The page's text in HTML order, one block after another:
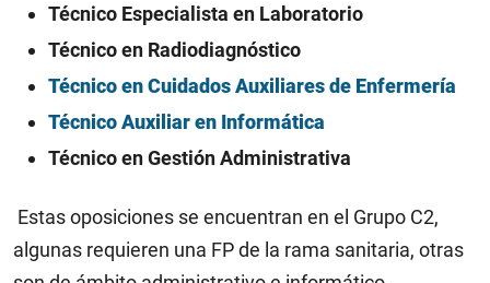
Técnico Especialista en Laboratorio
Técnico en Radiodiagnóstico
Técnico en Cuidados Auxiliares de Enfermería
Técnico Auxiliar en Informática
Técnico en Gestión Administrativa
Estas oposiciones se encuentran en el Grupo C2,
algunas requieren una FP de la rama sanitaria, otras